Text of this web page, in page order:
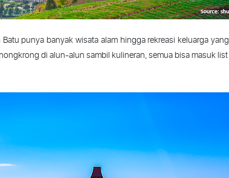
Batu punyabanyak wisata alam hinggarekreasi keluarga yang
di alun-alun sambil kulineran,semuabisamasuklist